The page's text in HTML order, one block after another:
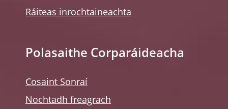
Ráiteas inrochtaineachta
Polasaithe Corparáideacha
Cosaint Sonraí
Nochtadh freagrach